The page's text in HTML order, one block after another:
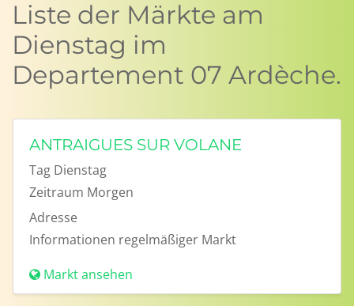
Liste der Märkte am
Dienstag im
Departement 07 Ardèche.
ANTRAIGUES SUR VOLANE
Tag Dienstag
Zeitraum Morgen
Adresse
Informationen regelmäßiger Markt
Markt ansehen